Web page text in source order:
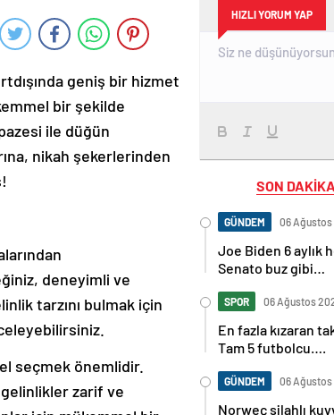
geniş bir hizmet
bir şekilde
ile düğün
nikah şekerlerinden
deneyimli ve
tarzını bulmak için
seçmek önemlidir.
zarif ve
HIZLI YORUM YAP
SON DAKİKA
GÜNDEM 06
Joe Biden 6 aylık
Senato buz gibi…
SPOR 06 Ağustos
En fazla kızaran
Tam 5 futbolcu….
GÜNDEM 06
Norweç silahlı